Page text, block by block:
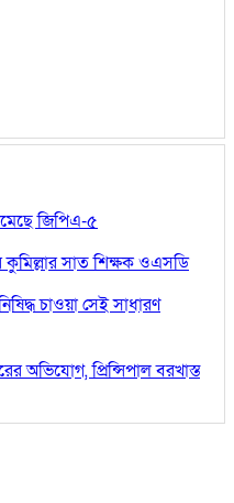
জিপিএ-৫
কুমিল্লার সাত শিক্ষক ওএসডি
চাওয়া সেই সাধারণ
অভিযোগ, প্রিন্সিপাল বরখাস্ত